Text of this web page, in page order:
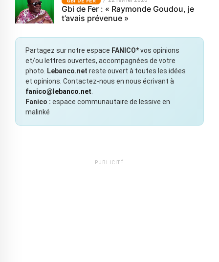
Gbi de Fer : « Raymonde Goudou, je
t’avais prévenue »
Partagez sur notre espace FANICO*vos opinions
et/ou lettres ouvertes, accompagnées de votre
photo.
Lebanco.net reste ouvert à toutes les idées
et opinions. Contactez-nous en nous écrivant à
fanico@lebanco.net
Fanico : espace communautaire de lessive en
malinké
PUBLICITÉ